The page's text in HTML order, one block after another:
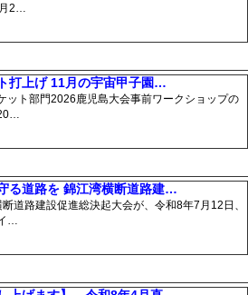
2…
打上げ 11月の宇宙甲子園…
ット部門2026鹿児島大会事前ワークショップの
る道路を 錦江湾横断道路建…
道路建設促進総決起大会が、令和8年7月12日、
…